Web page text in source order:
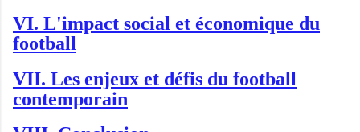
VI. L'impact social et économique du
football
VII. Les enjeux et défis du football
contemporain